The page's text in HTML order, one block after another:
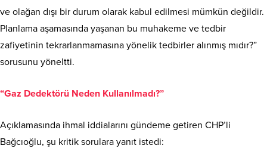
ve olağan dışı bir durum olarak kabul edilmesi mümkün değildir.
Planlama aşamasında yaşanan bu muhakeme ve tedbir
zafiyetinin tekrarlanmamasına yönelik tedbirler alınmış mıdır?”
sorusunu yöneltti.
“Gaz Dedektörü Neden Kullanılmadı?”
Açıklamasında ihmal iddialarını gündeme getiren CHP’li
Bağcıoğlu, şu kritik sorulara yanıt istedi: